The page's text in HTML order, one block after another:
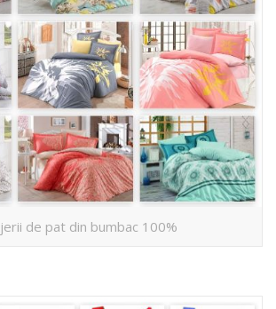
de pat din bumbac 100%